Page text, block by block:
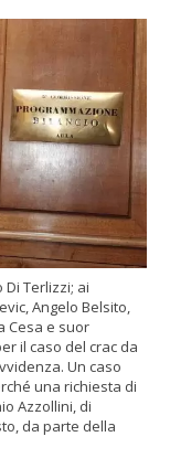
Di Terlizzi; ai
Angelo Belsito,
Cesa e suor
il caso del crac da
Un caso
una richiesta di
Azzollini, di
da parte della